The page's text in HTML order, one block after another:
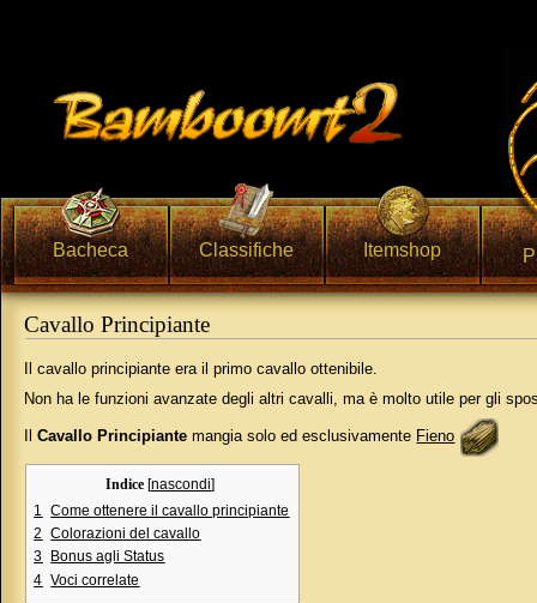
Bacheca Classifiche Itemshop
Cavallo Principiante
Il cavallo principiante era il primo cavallo ottenibile.
Non ha le funzioni avanzate degli altri cavalli, ma è molto utile per gli
IlCavallo Principiante mangia solo ed esclusivamente Fieno
Indice nascondi
1
Come ottenere il cavallo principiante
2
Colorazioni del cavallo
3
Bonus agli Status
4 Voci correlate